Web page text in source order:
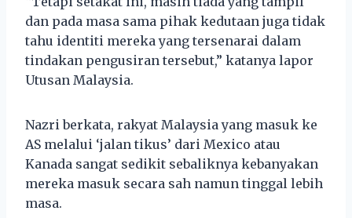
dan pada masa sama pihak kedutaan juga tidak
tahu identiti mereka yang tersenarai dalam
tindakan pengusiran tersebut,” katanya lapor
Utusan Malaysia.
Nazri berkata, rakyat Malaysia yang masuk ke
AS melalui ‘jalan tikus’ dari Mexico atau
Kanada sangat sedikit sebaliknya kebanyakan
mereka masuk secara sah namun tinggal lebih
masa.